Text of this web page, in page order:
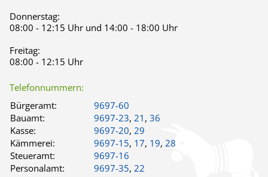
Donnerstag:
08:00 - 12:15 Uhr und 14:00 - 18:00 Uhr
Freitag:
08:00 - 12:15 Uhr
Telefonnummern:
Bürgeramt:
9697-60
Bauamt:
9697-23, 21 , 36
Kasse:
9697-20, 29
Kämmerei:
9697-15, 17, 19, 28
Steueramt:
9697-16
Personalamt:
9697-35, 22